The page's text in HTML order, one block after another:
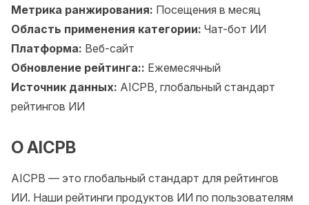
Метрика ранжирования: Посещения в месяц
Область применения категории: Чат-бот ИИ
Платформа: Веб-сайт
Обновление рейтинга:: Ежемесячный
Источник данных: AICPB, глобальный стандарт
рейтингов ИИ
О AICPB
AICPB — это глобальный стандарт для рейтингов
ИИ. Наши рейтинги продуктов ИИ по пользователям